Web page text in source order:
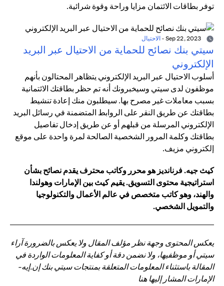
توفر بطاقات الائتمان مزايا وراحة وقوة شرائية.
- الاحتيال
سيتي بنك نصائح للحماية من الاحتيال عبر البريد
الإلكتروني
أسلوب الاحتيال عبر البريد الإلكتروني يتظاهر المحتالون بأنهم
موظفون لدى سيتي وسيخبرونك أنه تم حظر بطاقتك الائتمانية
بسبب معاملات غير مصرح بها. سيطلبون منك إعادة تنشيط
بطاقتك عن طريق النقر على الروابط المتضمنة في رسائل البريد
الإلكتروني المرسلة من قبلهم أو عن طريق إدخال تفاصيل
بطاقتك وكلمة المرور الشخصية الصالحة لمرة واحدة على موقع
إلكتروني مزيف.
كيث جيه. فرنانديز هو محرر وكاتب محترف يقدم نصائح بشأن
استراتيجية محتوى التسويق. يقيم كيث بين الإمارات وهولندا
والهند، وهو كاتب متخصص في عالم الأعمال والتكنولوجيا
والتمويل الشخصي.
يعكس المحتوى وجهة نظر مؤلف المقال ولا يعكس بالضرورة آراء
سيتي أو موظفيها، ولا نضمن دقة أو كفاية المعلومات الواردة في
المقالة باستثناء المعلومات المتعلقة بمنتجات سيتي بنك إن.إيه-
الإمارات المشار إليها هنا